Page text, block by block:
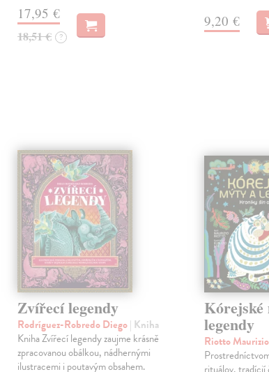
17,95 €
18,51 € ?
9,20 €
Zvířecí legendy
Rodríguez-Robredo Diego| Kniha
Kniha Zvířecí legendy zaujme krásně
zpracovanou obálkou, nádhernými
ilustracemi i poutavým obsahem.
Kórejské
legendy
Riotto Maurizio